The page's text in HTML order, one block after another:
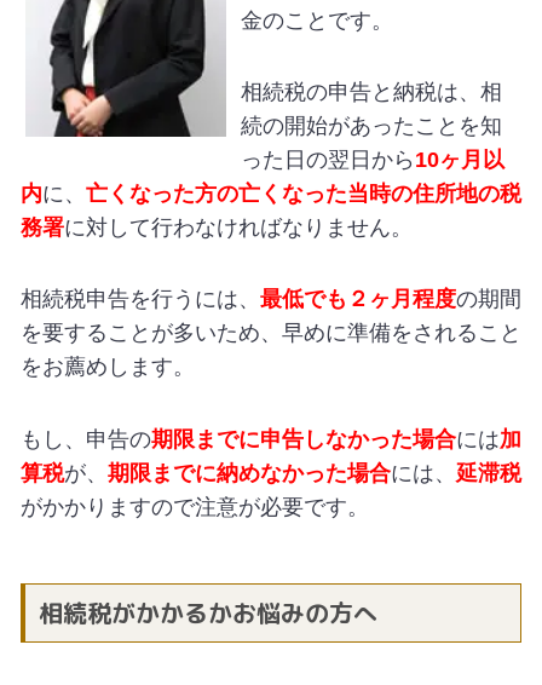
金のことです。
相続税の申告と納税は、相
続の開始があったことを知
った日の翌日から 10ヶ月以
内に、 亡くなった方の亡くなった当時の住所地の税
務署に対して行わなければなりません。
相続税申告を行うには、 最低でも２ヶ月程度の期間
を要することが多いため、早めに準備をされること
をお薦めします。
もし、申告の期限までに申告しなかった場合には加
算税が、 期限までに納めなかった場合には、 延滞税
がかかりますので注意が必要です。
相続税がかかるかお悩みの方へ